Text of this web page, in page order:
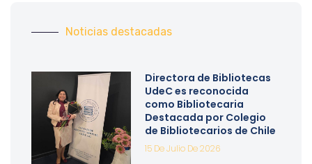
Noticias destacadas
Directora de Bibliotecas
UdeC es reconocida
como Bibliotecaria
Destacada por Colegio
de Bibliotecarios de Chile
15 De Julio De 2026